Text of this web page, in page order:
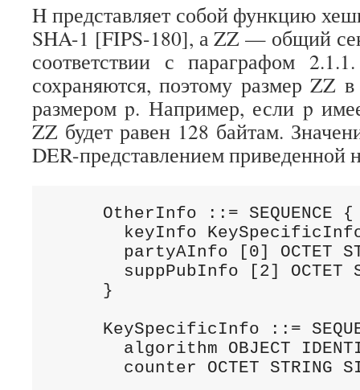
H представляет собой функцию
SHA-1 [FIPS-180], а ZZ — общий
соответствии с параграфом
сохраняются, поэтому размер ZZ в
размером p. Например, если p
ZZ будет равен 128 байтам.
DER-представлением приведенной
     OtherInfo ::= SEQUENCE {
keyInfo
partyAInfo [0] OCTET
suppPubInfo [2] OCTET
     }
KeySpecificInfo ::=
algorithm OBJECT
counter OCTET STRING